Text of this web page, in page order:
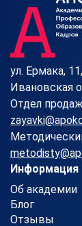
ул. Ермака,
Ивановская
Отдел
Информация
Об академии
Блог
Отзывы